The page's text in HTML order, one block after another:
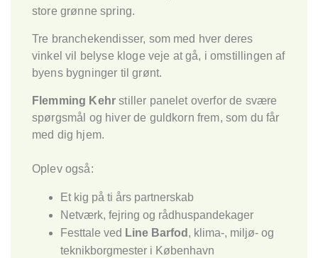
store grønne spring.
Tre branchekendisser, som med hver deres
vinkel vil belyse kloge veje at gå, i omstillingen af
byens bygninger til grønt.
Flemming Kehr stiller panelet overfor de svære
spørgsmål og hiver de guldkorn frem, som du får
med dig hjem.
Oplev også:
Et kig på ti års partnerskab
Netværk, fejring og rådhuspandekager
Festtale ved Line Barfod , klima-, miljø- og
teknikborgmester i København